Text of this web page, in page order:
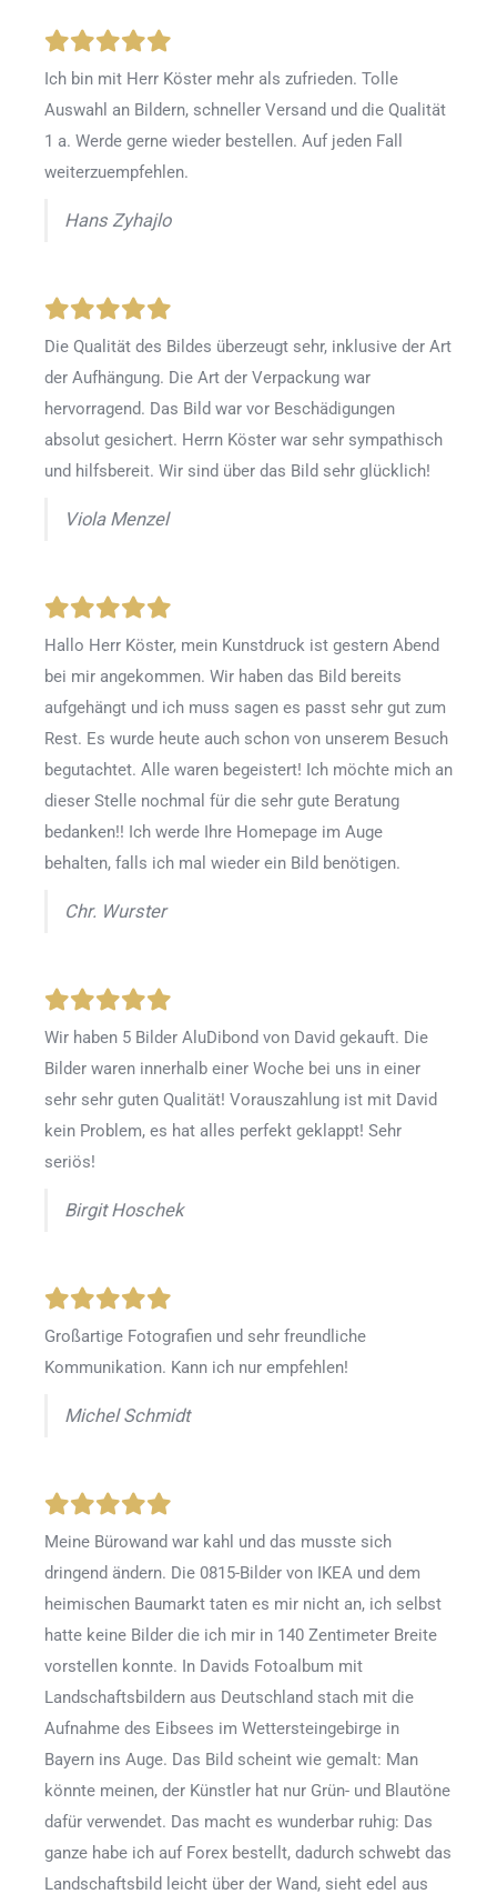
Ich bin mit Herr Köster mehr als zufrieden. Tolle
Auswahl an Bildern, schneller Versand und die Qualität
1 a. Werde gerne wieder bestellen. Auf jeden Fall
weiterzuempfehlen.
Hans Zyhajlo
Die Qualität des Bildes überzeugt sehr, inklusive der Art
der Aufhängung. Die Art der Verpackung war
hervorragend. Das Bild war vor Beschädigungen
absolut gesichert. Herrn Köster war sehr sympathisch
und hilfsbereit. Wir sind über das Bild sehr glücklich!
Viola Menzel
Hallo Herr Köster, mein Kunstdruck ist gestern Abend
bei mir angekommen. Wir haben das Bild bereits
aufgehängt und ich muss sagen es passt sehr gut zum
Rest. Es wurde heute auch schon von unserem Besuch
begutachtet. Alle waren begeistert! Ich möchte mich an
dieser Stelle nochmal für die sehr gute Beratung
bedanken!! Ich werde Ihre Homepage im Auge
behalten, falls ich mal wieder ein Bild benötigen.
Chr. Wurster
Wir haben 5 Bilder AluDibond von David gekauft. Die
Bilder waren innerhalb einer Woche bei uns in einer
sehr sehr guten Qualität! Vorauszahlung ist mit David
kein Problem, es hat alles perfekt geklappt! Sehr
seriös!
Birgit Hoschek
Großartige Fotografien und sehr freundliche
Kommunikation. Kann ich nur empfehlen!
Michel Schmidt
Meine Bürowand war kahl und das musste sich
dringend ändern. Die 0815-Bilder von IKEA und dem
heimischen Baumarkt taten es mir nicht an, ich selbst
hatte keine Bilder die ich mir in 140 Zentimeter Breite
vorstellen konnte. In Davids Fotoalbum mit
Landschaftsbildern aus Deutschland stach mit die
Aufnahme des Eibsees im Wettersteingebirge in
Bayern ins Auge. Das Bild scheint wie gemalt: Man
könnte meinen, der Künstler hat nur Grün- und Blautöne
dafür verwendet. Das macht es wunderbar ruhig: Das
ganze habe ich auf Forex bestellt, dadurch schwebt das
Landschaftsbild leicht über der Wand, sieht edel aus